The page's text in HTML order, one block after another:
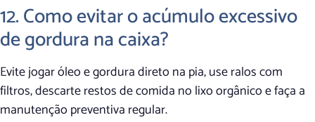
12. Como evitar o acúmulo excessivo
de gordura na caixa?
Evite jogar óleo e gordura direto na pia, use ralos com
filtros, descarte restos de comida no lixo orgânico e faça a
manutenção preventiva regular.